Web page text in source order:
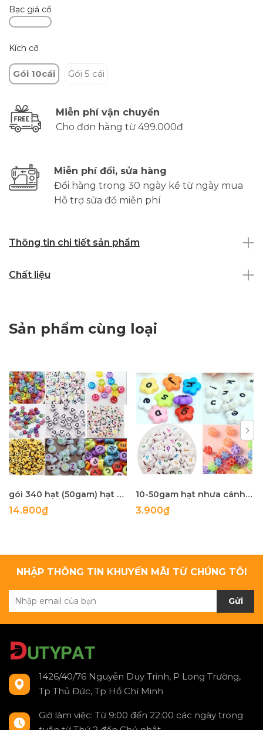
Bạc giả cổ
Kích cỡ
Gói 10cái Gói 5 cái
Miễn phí vận chuyển
Cho đơn hàng từ 499.000đ
Miễn phí đổi, sửa hàng
Đổi hàng trong 30 ngày kể từ ngày mua
Hỗ trợ sửa đồ miễn phí
Thông tin chi tiết sản phẩm
Chất liệu
Sản phẩm cùng loại
gói 340 hạt (50gam) hạt nhựa tròn 4x7mm in mặt cười, chữ, .... làm handmade, phụ kiện, trang trí tuỳ sở thích
14.800₫
10-50gam hạt nhưa cánh hoa in chữ cái , in mặt cười các kiểu size 10-12mm
3.900₫
NHẬP THÔNG TIN KHUYẾN MÃI TỪ CHÚNG TÔI
Gửi
1426/40/76 Nguyễn Duy Trinh, P Long Trường,
Tp Thủ Đức, Tp Hồ Chí Minh
Giờ làm việc: Từ 9:00 đến 22:00 các ngày trong